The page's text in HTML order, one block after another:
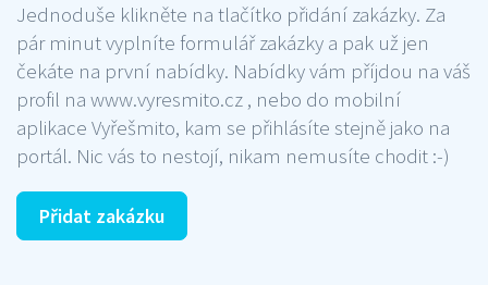
Jednoduše klikněte na tlačítko přidání zakázky. Za
pár minut vyplníte formulář zakázky a pak už jen
čekáte na první nabídky. Nabídky vám příjdou na váš
profil na www.vyresmito.cz , nebo do mobilní
aplikace Vyřešmito, kam se přihlásíte stejně jako na
portál. Nic vás to nestojí, nikam nemusíte chodit :-)
Přidat zakázku